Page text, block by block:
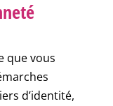
que vous
d’identité,